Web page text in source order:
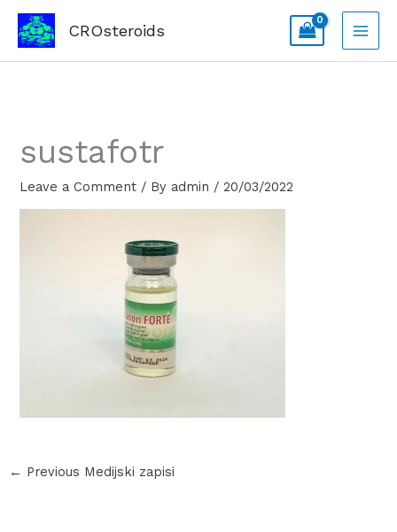
Skip
content
CROsteroids
sustafotr
Leave a Comment / By admin /20/03/2022
← Previous Medijski zapisi